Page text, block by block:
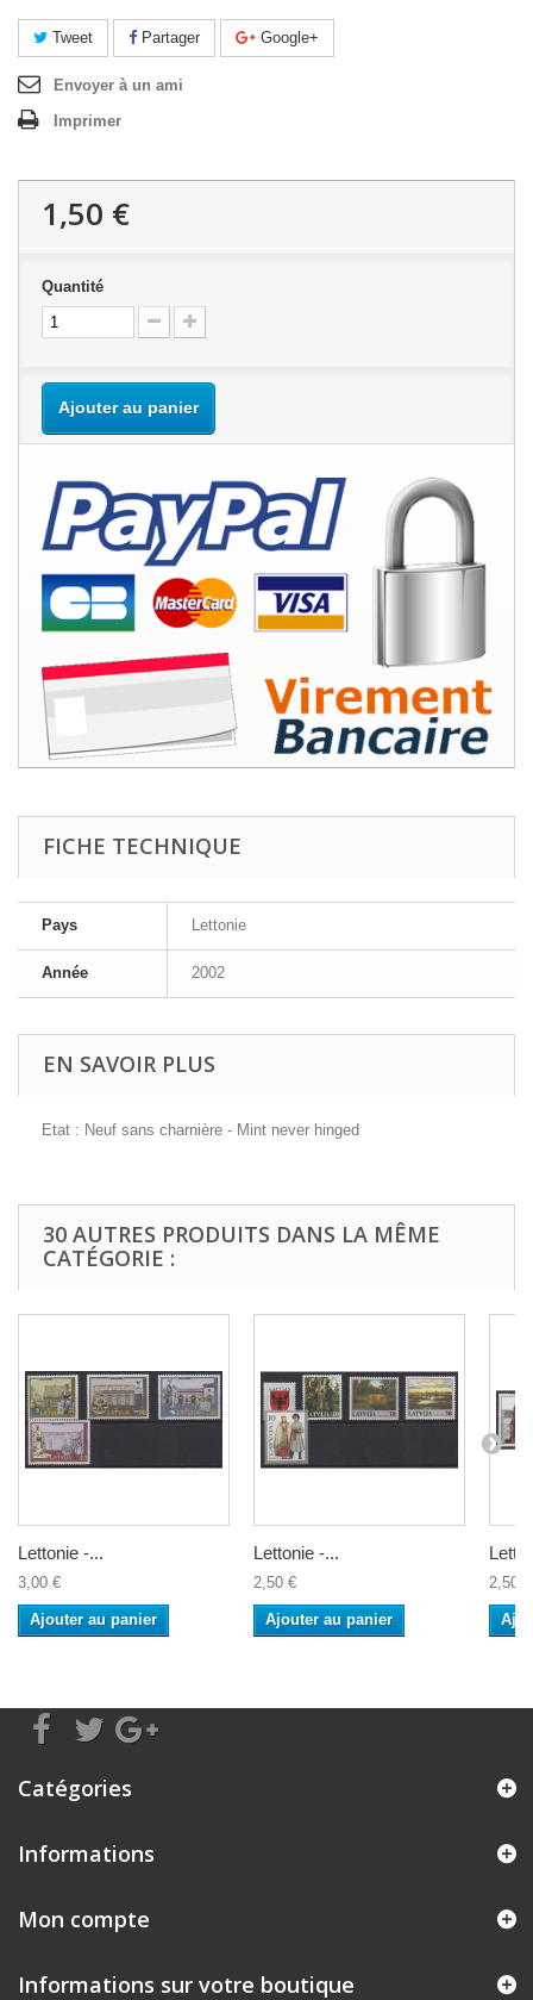
Tweet Partager Google+
Envoyer à un ami
Imprimer
1,50 €
Quantité
Ajouter au panier
FICHE TECHNIQUE
Pays Lettonie
Année 2002
EN SAVOIR PLUS
Etat : Neuf sans charnière - Mint never hinged
30 AUTRES PRODUITS DANS LA MÊME
CATÉGORIE :
Lettonie -...
3,00 €
Ajouter au panier
Lettonie -...
2,50 €
Ajouter au panier
2,50 €
Catégories
Informations
Mon compte
Informations sur votre boutique